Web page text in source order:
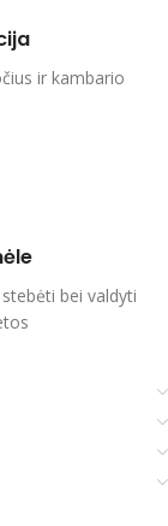
ir kambario
bei valdyti